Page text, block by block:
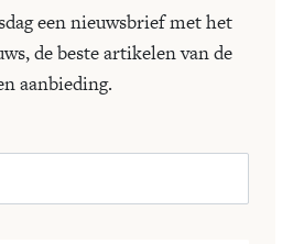
een nieuwsbrief met het
de beste artikelen van de
aanbieding.